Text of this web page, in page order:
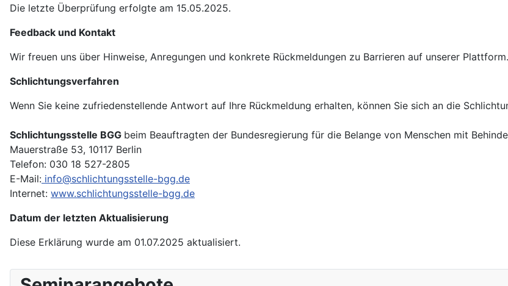
Die letzte Überprüfung erfolgte am 15.05.2025.
Feedback und Kontakt
Wir freuen uns über Hinweise, Anregungen und konkrete Rückmeldungen zu Barrieren auf unserer
Schlichtungsverfahren
Wenn Sie keine zufriedenstellende Antwort auf Ihre Rückmeldung erhalten, können Sie sich an die
Schlichtungsstelle BGG beim Beauftragten der Bundesregierung für die Belange von Menschen mit
Mauerstraße 53, 10117 Berlin
Telefon: 030 18 527-2805
E-Mail: info@schlichtungsstelle-bgg.de
Internet: www.schlichtungsstelle-bgg.de
Datum der letzten Aktualisierung
Diese Erklärung wurde am 01.07.2025 aktualisiert.